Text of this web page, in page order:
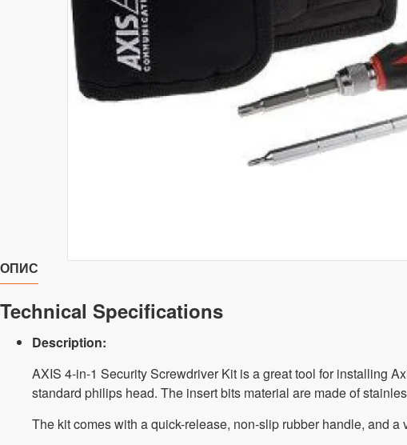
ОПИС
Technical Specifications
Description:
AXIS 4-in-1 Security Screwdriver Kit is a great tool for installing
standard philips head. The insert bits material are made of
The kit comes with a quick-release, non-slip rubber handle, and